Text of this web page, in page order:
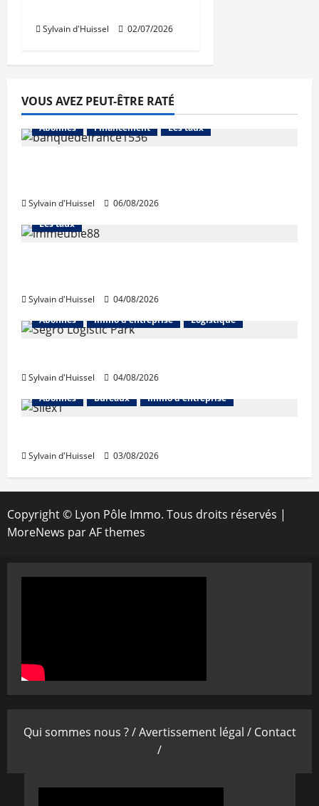
Sylvain d'Huissel 02/07/2026
VOUS AVEZ PEUT-ÊTRE RATÉ
Abonnés Financement Les taux
Sylvain d'Huissel 06/08/2026
Abonnés Financement
Les taux
Sylvain d'Huissel
04/08/2026
Abonnés
Immo d'entreprise Logistique
Sylvain d'Huissel
04/08/2026
Abonnés
Bureaux Immo d'entreprise
Sylvain d'Huissel 03/08/2026
Copyright © Lyon Pôle Immo. Tous droits réservés |
MoreNews par AF themes
Qui sommes nous ? /Avertissement légal / Contact
/